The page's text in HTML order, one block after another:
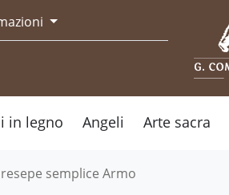
in legno Angeli Arte sacra
semplice Armo